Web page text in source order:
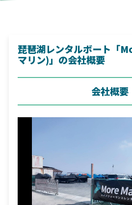
琵琶湖レンタルボート「
マリン)」の会社概要
会社概要